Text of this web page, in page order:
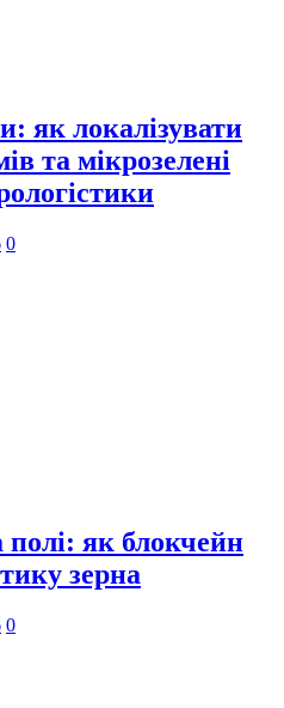
як локалізувати
та мікрозелені
0
як блокчейн
зерна
0